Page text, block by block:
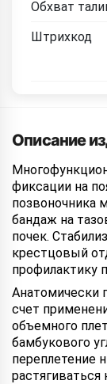
Обхват
Штрихкод
Описание
фиксации на
позвоночника
бандаж на
почек.
крестцовый
профилактику
Анатомически
счет
объемного
бамбукового
переплетение